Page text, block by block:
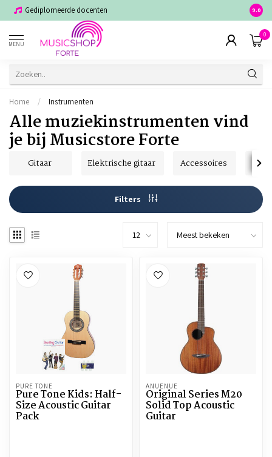
Gediplomeerde docenten Voor
9.0
MENU
0
Home / Instrumenten
Alle muziekinstrumenten vind
je bij Musicstore Forte
Gitaar Elektrische gitaar Accessoires
Filters
PURE TONE
Pure Tone Kids: Half-
Size Acoustic Guitar
Pack
ANUENUE
Original Series M20
Solid Top Acoustic
Guitar